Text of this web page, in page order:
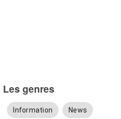
Les genres
Information News